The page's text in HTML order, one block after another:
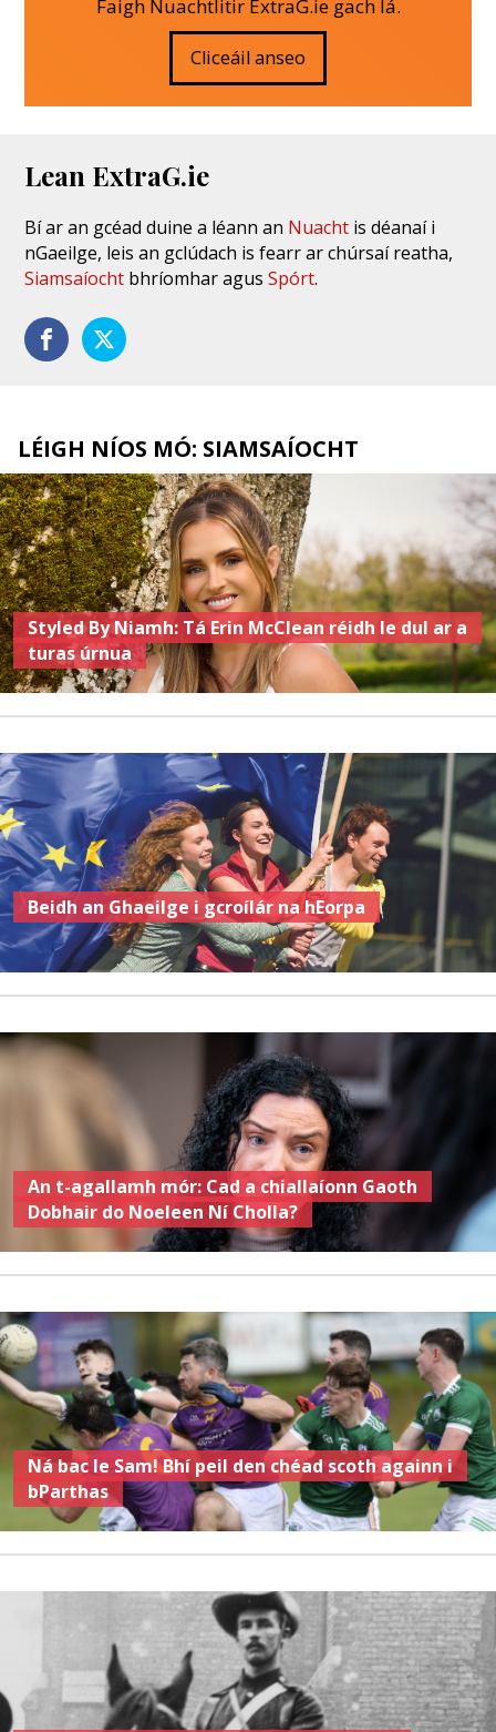
Faigh Nuachtlitir ExtraG.ie gach lá.
Cliceáil anseo
Lean ExtraG.ie
Bí ar an gcéad duine a léann an Nuacht is déanaí i
nGaeilge, leis an gclúdach is fearr ar chúrsaí reatha,
Siamsaíocht bhríomhar agusSpórt.
LÉIGH NÍOS MÓ: SIAMSAÍOCHT
Styled By Niamh: Tá Erin McClean réidh le dul ar a
turas úrnua
Beidh an Ghaeilge i gcroílár na hEorpa
An t-agallamh mór: Cad a chiallaíonn Gaoth
Dobhair do Noeleen Ní Cholla?
Ná bac le Sam! Bhí peil den chéad scoth againn i
bParthas